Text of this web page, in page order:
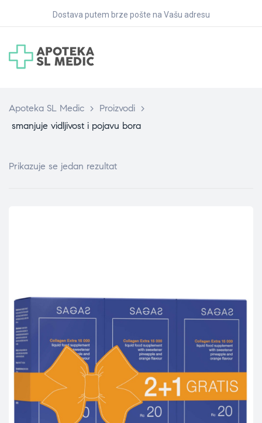
Dostava putem brze pošte na Vašu adresu
Apoteka SL Medic > Proizvodi >
smanjuje vidljivost i pojavu bora
Prikazuje se jedan rezultat